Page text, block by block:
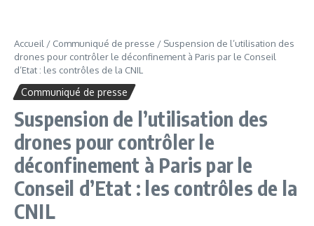
Accueil / Communiqué de presse / Suspension de l’utilisation des
drones pour contrôler le déconfinement à Paris par le Conseil
d’Etat : les contrôles de la CNIL
Communiqué de presse
Suspension de l’utilisation des
drones pour contrôler le
déconfinement à Paris par le
Conseil d’Etat : les contrôles de la
CNIL